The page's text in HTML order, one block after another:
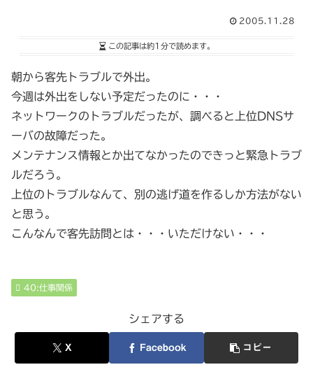
2005.11.28
この記事は約1分で読めます。
朝から客先トラブルで外出。
今週は外出をしない予定だったのに・・・
ネットワークのトラブルだったが、調べると上位DNSサ
ーバの故障だった。
メンテナンス情報とか出てなかったのできっと緊急トラブ
ルだろう。
上位のトラブルなんて、別の逃げ道を作るしか方法がない
と思う。
こんなんで客先訪問とは・・・いただけない・・・
40:仕事関係
シェアする
X Facebook コピー